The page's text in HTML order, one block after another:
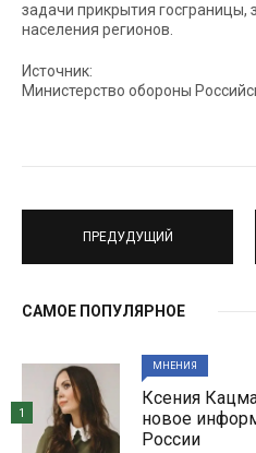
задачи прикрытия госграницы,
населения регионов.
Источник:
Министерство обороны
ПРЕДУДУЩИЙ
САМОЕ ПОПУЛЯРНОЕ
МНЕНИЯ
Ксения
новое
России
1